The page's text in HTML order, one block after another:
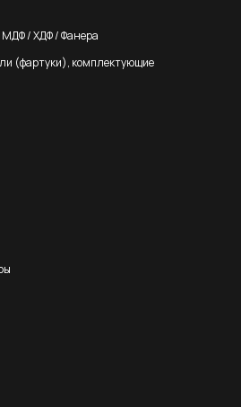
/ ХДФ / Фанера
(фартуки), комплектующие